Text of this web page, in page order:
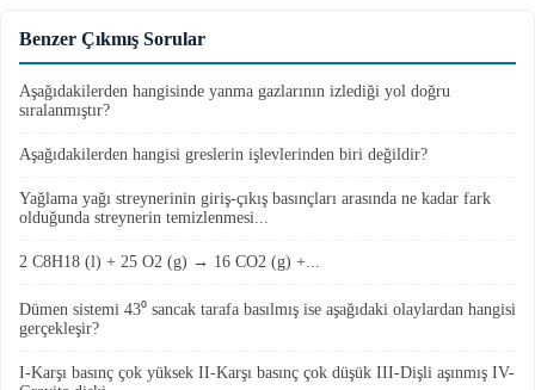
Benzer Çıkmış Sorular
Aşağıdakilerden hangisinde yanma gazlarının izlediği yol doğru
sıralanmıştır?
Aşağıdakilerden hangisi greslerin işlevlerinden biri değildir?
Yağlama yağı streynerinin giriş-çıkış basınçları arasında ne kadar fark
olduğunda streynerin temizlenmesi...
2 C8H18 (l) + 25 O2 (g) → 16 CO2 (g) +...
Dümen sistemi 43⁰ sancak tarafa basılmış ise aşağıdaki olaylardan hangisi
gerçekleşir?
I-Karşı basınç çok yüksek II-Karşı basınç çok düşük III-Dişli aşınmış IV-